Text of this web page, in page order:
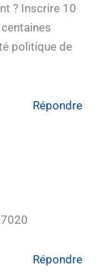
? Inscrire 10
politique de
Répondre
Répondre